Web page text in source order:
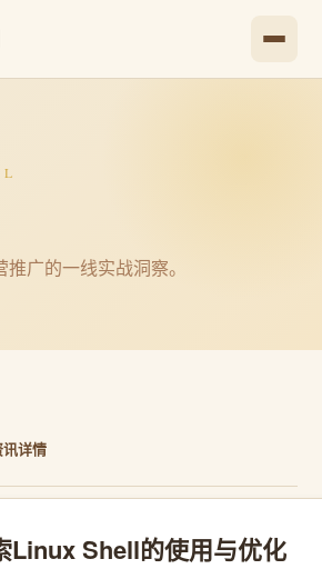
广的一线实战洞察。
详情
Linux Shell的使用与优化